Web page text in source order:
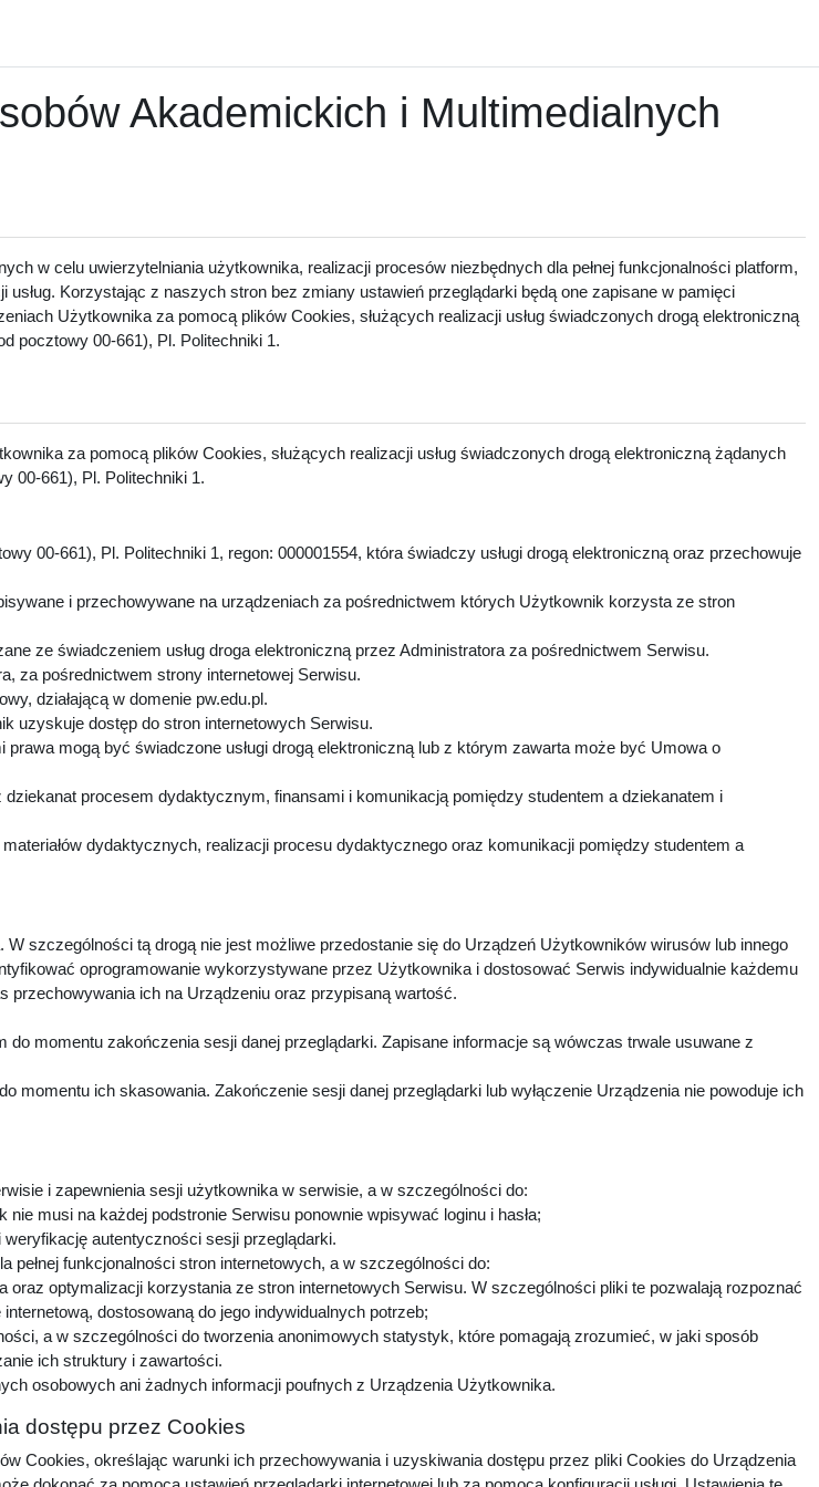
Akademickich i Multimedialnych
w celu uwierzytelniania użytkownika, realizacji procesów niezbędnych dla pełnej funkcjonalności platform,
Korzystając z naszych stron bez zmiany ustawień przeglądarki będą one zapisane w pamięci
Użytkownika za pomocą plików Cookies, służących realizacji usług świadczonych drogą elektroniczną
pocztowy 00-661), Pl. Politechniki 1.
za pomocą plików Cookies, służących realizacji usług świadczonych drogą elektroniczną żądanych
00-661), Pl. Politechniki 1.
00-661), Pl. Politechniki 1, regon: 000001554, która świadczy usługi drogą elektroniczną oraz przechowuje
i przechowywane na urządzeniach za pośrednictwem których Użytkownik korzysta ze stron
ze świadczeniem usług droga elektroniczną przez Administratora za pośrednictwem Serwisu.
za pośrednictwem strony internetowej Serwisu.
działającą w domenie pw.edu.pl.
uzyskuje dostęp do stron internetowych Serwisu.
mogą być świadczone usługi drogą elektroniczną lub z którym zawarta może być Umowa o
procesem dydaktycznym, finansami i komunikacją pomiędzy studentem a dziekanatem i
dydaktycznych, realizacji procesu dydaktycznego oraz komunikacji pomiędzy studentem a
szczególności tą drogą nie jest możliwe przedostanie się do Urządzeń Użytkowników wirusów lub innego
oprogramowanie wykorzystywane przez Użytkownika i dostosować Serwis indywidualnie każdemu
ich na Urządzeniu oraz przypisaną wartość.
momentu zakończenia sesji danej przeglądarki. Zapisane informacje są wówczas trwale usuwane z
momentu ich skasowania. Zakończenie sesji danej przeglądarki lub wyłączenie Urządzenia nie powoduje ich
i zapewnienia sesji użytkownika w serwisie, a w szczególności do:
musi na każdej podstronie Serwisu ponownie wpisywać loginu i hasła;
autentyczności sesji przeglądarki.
funkcjonalności stron internetowych, a w szczególności do:
optymalizacji korzystania ze stron internetowych Serwisu. W szczególności pliki te pozwalają rozpoznać
dostosowaną do jego indywidualnych potrzeb;
a w szczególności do tworzenia anonimowych statystyk, które pomagają zrozumieć, w jaki sposób
ich struktury i zawartości.
osobowych ani żadnych informacji poufnych z Urządzenia Użytkownika.
dostępu przez Cookies
Cookies, określając warunki ich przechowywania i uzyskiwania dostępu przez pliki Cookies do Urządzenia